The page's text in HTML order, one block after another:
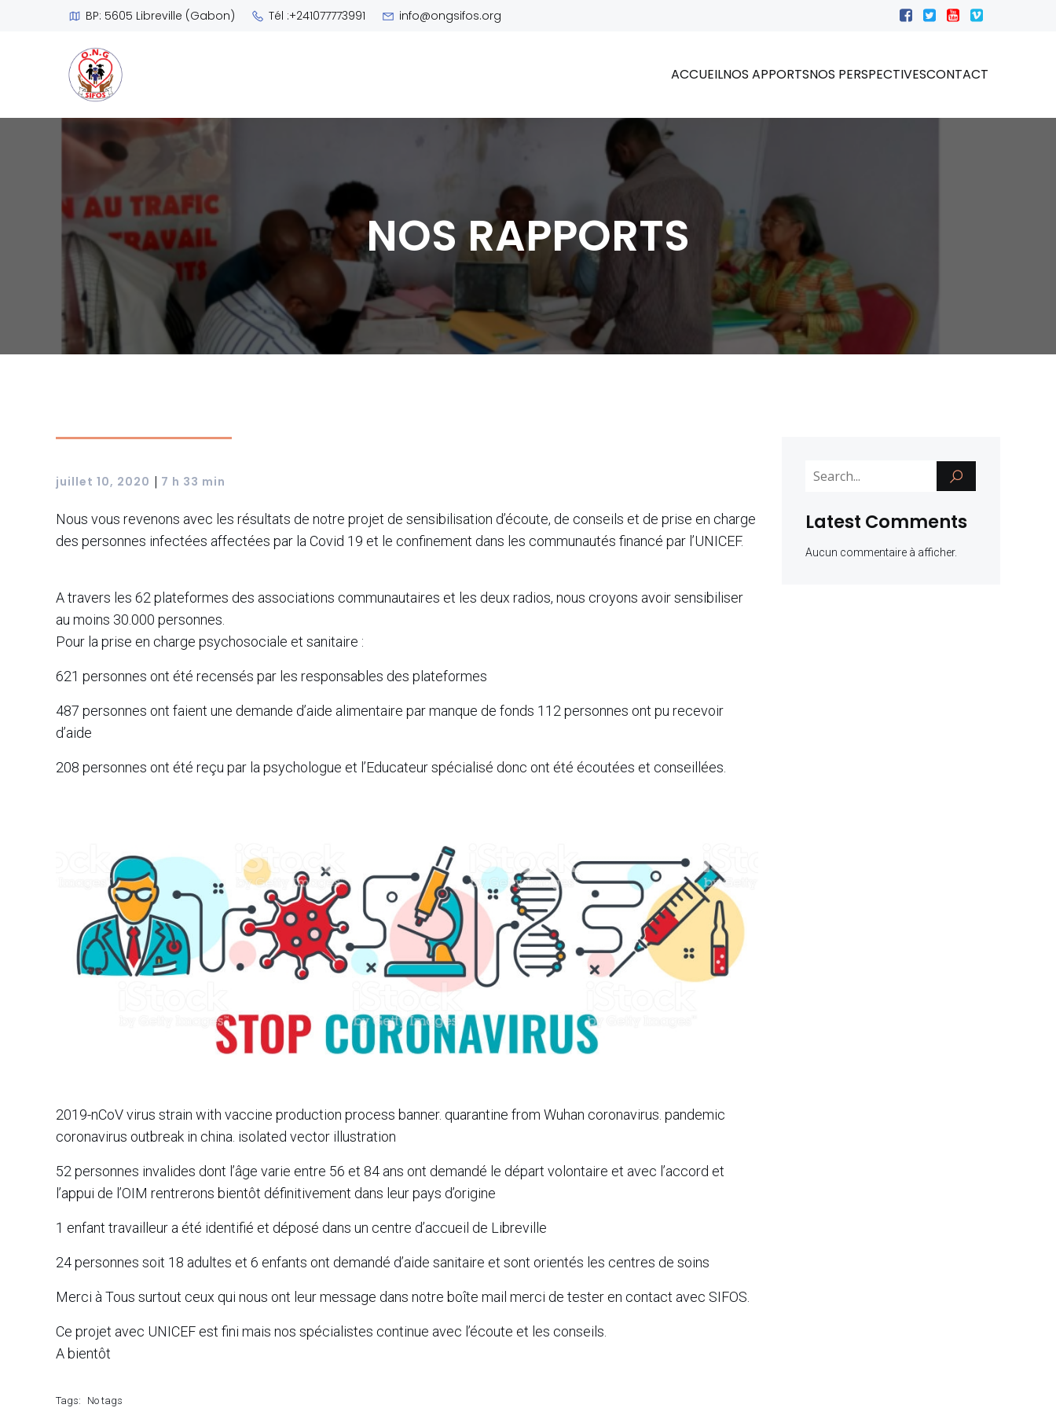
BP: 5605 Libreville (Gabon) Tél :+241077773991 info@ongsifos.org
ACCUEILNOS APPORTSNOS PERSPECTIVESCONTACT
NOS RAPPORTS
juillet 10, 2020 | 7 h 33 min
Nous vous revenons avec les résultats de notre projet de sensibilisation d’écoute, de conseils et de prise en charge
des personnes infectées affectées par la Covid 19 et le confinement dans les communautés financé par l’UNICEF.
A travers les 62 plateformes des associations communautaires et les deux radios, nous croyons avoir sensibiliser
au moins 30.000 personnes.
Pour la prise en charge psychosociale et sanitaire :
621 personnes ont été recensés par les responsables des plateformes
487 personnes ont faient une demande d’aide alimentaire par manque de fonds 112 personnes ont pu recevoir
d’aide
208 personnes ont été reçu par la psychologue et l’Educateur spécialisé donc ont été écoutées et conseillées.
2019-nCoV virus strain with vaccine production process banner. quarantine from Wuhan coronavirus. pandemic
coronavirus outbreak in china. isolated vector illustration
52 personnes invalides dont l’âge varie entre 56 et 84 ans ont demandé le départ volontaire et avec l’accord et
l’appui de l’OIM rentrerons bientôt définitivement dans leur pays d’origine
1 enfant travailleur a été identifié et déposé dans un centre d’accueil de Libreville
24 personnes soit 18 adultes et 6 enfants ont demandé d’aide sanitaire et sont orientés les centres de soins
Merci à Tous surtout ceux qui nous ont leur message dans notre boîte mail merci de tester en contact avec SIFOS.
Ce projet avec UNICEF est fini mais nos spécialistes continue avec l’écoute et les conseils.
A bientôt
Tags: No tags
Latest Comments
Aucun commentaire à afficher.